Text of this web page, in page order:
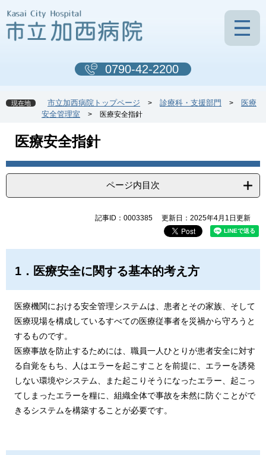
ー
ジ
。
ニ
ュ
て
0790-42-2200
現在地 市立加西病院トップページ > 診療科・支援部門 >
医療
安全管理室
> 医療安全指針
医療安全指針
ページ内目次
記事ID：0003385 更新日：2025年4月1日更新
1．医療安全に関する基本的考え方
医療機関における安全管理システムは、患者とその家族、そして
医療現場を構成しているすべての医療従事者を災禍から守ろうと
するものです。
医療事故を防止するためには、職員一人ひとりが患者安全に対す
る自覚をもち、人はエラーを起こすことを前提に、エラーを誘発
しない環境やシステム、また起こりそうになったエラー、起こっ
てしまったエラーを糧に、組織全体で事故を未然に防ぐことがで
きるシステムを構築することが必要です。